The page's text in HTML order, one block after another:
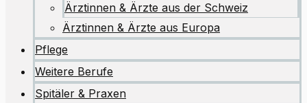
Ärztinnen & Ärzte aus der Schweiz
Ärztinnen & Ärzte aus Europa
Pflege
Weitere Berufe
Spitäler & Praxen